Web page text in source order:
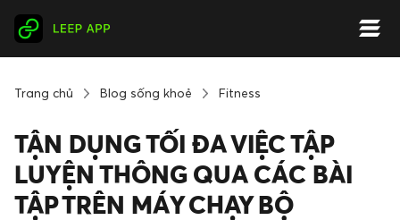
Trang chủ Blog sống khoẻ Fitness
TẬN DỤNG TỐI ĐA VIỆC TẬP
LUYỆN THÔNG QUA CÁC BÀI
TẬP TRÊN MÁY CHẠY BỘ